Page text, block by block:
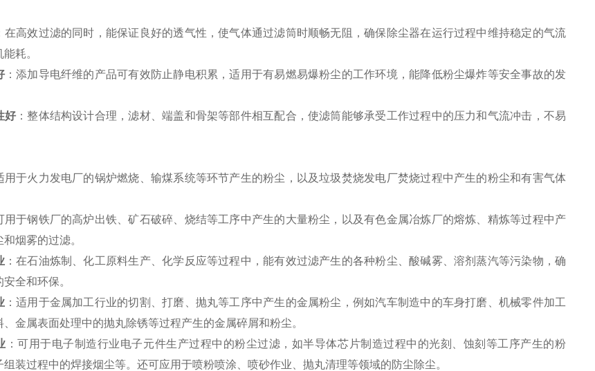
在高效过滤的同时，能保证良好的透气性，使气体通过滤筒时顺畅无阻，确保除尘器在运行过程中维持稳定的气流
耗。
：添加导电纤维的产品可有效防止静电积累，适用于有易燃易爆粉尘的工作环境，能降低粉尘爆炸等安全事故的发
好：整体结构设计合理，滤材、端盖和骨架等部件相互配合，使滤筒能够承受工作过程中的压力和气流冲击，不易
用于火力发电厂的锅炉燃烧、输煤系统等环节产生的粉尘，以及垃圾焚烧发电厂焚烧过程中产生的粉尘和有害气体
用于钢铁厂的高炉出铁、矿石破碎、烧结等工序中产生的大量粉尘，以及有色金属冶炼厂的熔炼、精炼等过程中产
烟雾的过滤。
：在石油炼制、化工原料生产、化学反应等过程中，能有效过滤产生的各种粉尘、酸碱雾、溶剂蒸汽等污染物，确
全和环保。
：适用于金属加工行业的切割、打磨、抛丸等工序中产生的金属粉尘，例如汽车制造中的车身打磨、机械零件加工
、金属表面处理中的抛丸除锈等过程产生的金属碎屑和粉尘。
：可用于电子制造行业电子元件生产过程中的粉尘过滤，如半导体芯片制造过程中的光刻、蚀刻等工序产生的粉
组装过程中的焊接烟尘等。还可应用于喷粉喷涂、喷砂作业、抛丸清理等领域的防尘除尘。